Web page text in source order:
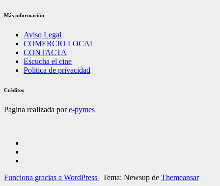
Más información
Aviso Legal
COMERCIO LOCAL
CONTACTA
Escucha el cine
Politica de privacidad
Créditos
Pagina realizada pore-pymes
Funciona gracias a WordPress | Tema: Newsup de Themeansar